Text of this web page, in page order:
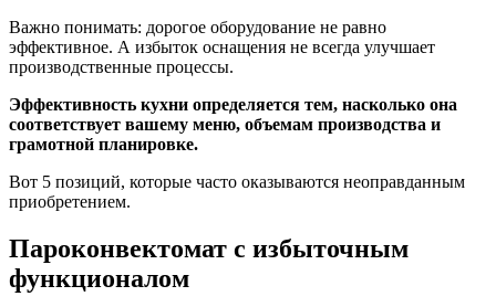
Важно понимать: дорогое оборудование не равно
эффективное. А избыток оснащения не всегда улучшает
производственные процессы.
Эффективность кухни определяется тем, насколько она
соответствует вашему меню, объемам производства и
грамотной планировке.
Вот 5 позиций, которые часто оказываются неоправданным
приобретением.
Пароконвектомат с избыточным
функционалом